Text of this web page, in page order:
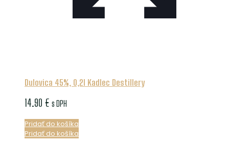
Dulovica 45%, 0,2l Kadlec Destillery
14.90 € s DPH
Pridať do košíka
Pridať do košíka